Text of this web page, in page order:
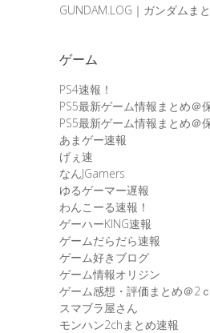
GUNDAM.LOG｜ガンダムま
ゲーム
PS4速報！
PS5最新ゲーム情報まとめ＠
PS5最新ゲーム情報まとめ＠
あまゲー速報
げぇ速
なんJGamers
ゆるゲーマー遅報
わんこーる速報！
ゲーハーKING速報
ゲームだらだら速報
ゲーム好きブログ
ゲーム情報オリジン
ゲーム感想・評価まとめ＠2
スマブラ屋さん
モンハン2chまとめ速報